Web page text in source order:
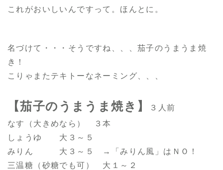
これがおいしいんですって。ほんとに。
名づけて・・・そうですね、、、茄子のうまうま焼
き！
こりゃまたテキトーなネーミング、、、
【茄子のうまうま焼き】
３人前
なす（大きめなら） ３本
しょうゆ 大３～５
みりん 大３～５ →「みりん風」はＮＯ！
三温糖（砂糖でも可） 大１～２